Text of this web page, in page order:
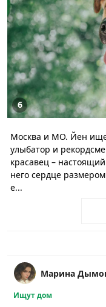
6
Москва и МО. Йен
улыбатор и
красавец –
него сердце
е...
Марина
Ищут дом